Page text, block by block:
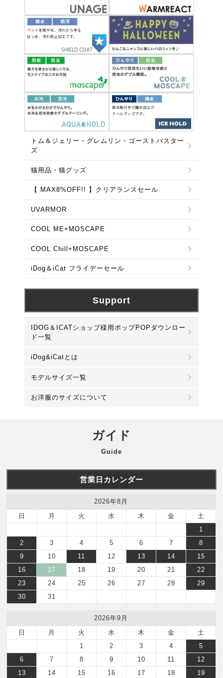
トム＆ジェリー・グレムリン・ゴーストバスター
ズ
猫用品・猫グッズ
【 MAX8%OFF!! 】クリアランスセール
UVARMOR
COOL ME+MOSCAPE
COOL Chill+MOSCAPE
iDog＆iCat フライデーセール
Support
IDOG＆ICATショップ様用ポップPOPダウンロー
ド一覧
iDog&iCatとは
モデルサイズ一覧
お洋服のサイズについて
ガイド
Guide
営業日カレンダー
2026年8月
日
月 火 水 木 金
土
1
2
3 4 5 6 7
8
9
10 11 12 13 14
15
16
17 18 19 20 21
22
23
24 25 26 27 28
29
30
31
2026年9月
日
月 火 水 木 金
土
1
2 3 4
5
6
7 8 9 10 11
12
13
14 15 16 17 18
19